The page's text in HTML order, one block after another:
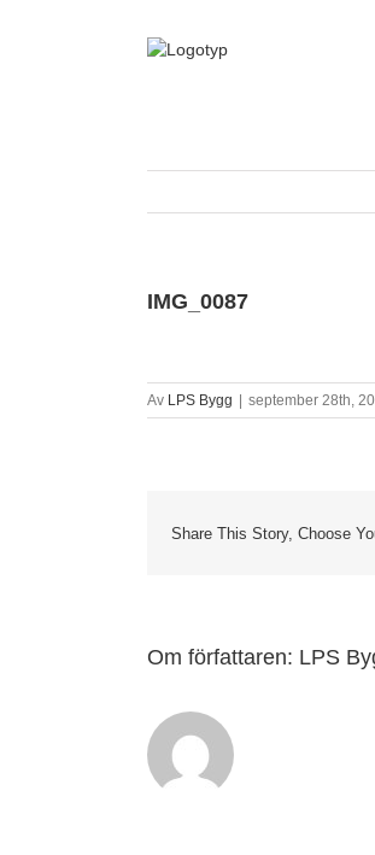
IMG_0087
Av LPS Bygg september 28th,
Share This Story, Choose
Om författaren: LPS